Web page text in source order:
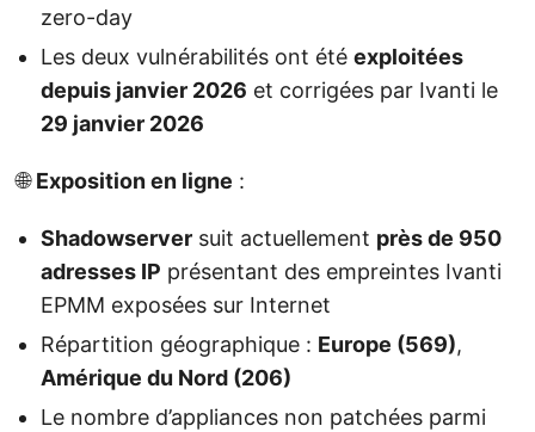
zero-day
Les deux vulnérabilités ont été exploitées
depuis janvier 2026 et corrigées par Ivanti le
29 janvier 2026
🌐Exposition en ligne :
Shadowserver suit actuellement près de 950
adresses IP présentant des empreintes Ivanti
EPMM exposées sur Internet
Répartition géographique : Europe (569),
Amérique du Nord (206)
Le nombre d’appliances non patchées parmi